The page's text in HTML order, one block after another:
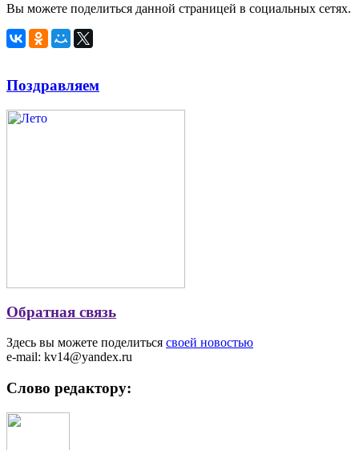
Вы можете поделиться данной страницей в социальных сетях.
Поздравляем
Обратная связь
Здесь вы можете поделиться своей новостью
e-mail: kv14@yandex.ru
Слово редактору: